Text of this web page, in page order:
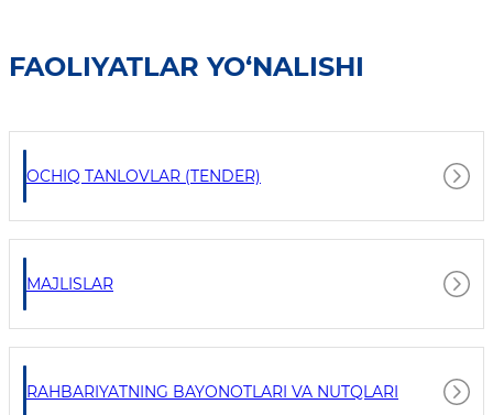
FAOLIYATLAR YO‘NALISHI
OCHIQ TANLOVLAR (TENDER)
MAJLISLAR
RAHBARIYATNING BAYONOTLARI VA NUTQLARI